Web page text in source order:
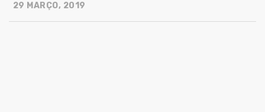
29 MARÇO, 2019